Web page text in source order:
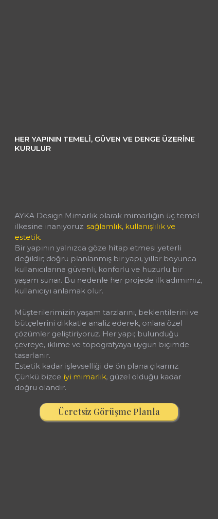
HER YAPININ TEMELI, GÜVEN VE DENGE ÜZERINE
KURULUR
AYKA Design Mimarlık olarak mimarlığın üç temel
ilkesine inanıyoruz: sağlamlık, kullanışlılık ve
estetik.
Bir yapının yalnızca göze hitap etmesi yeterli
değildir; doğru planlanmış bir yapı, yıllar boyunca
kullanıcılarına güvenli, konforlu ve huzurlu bir
yaşam sunar. Bu nedenle her projede ilk adımımız,
kullanıcıyı anlamak olur.
Müşterilerimizin yaşam tarzlarını, beklentilerini ve
bütçelerini dikkatle analiz ederek, onlara özel
çözümler geliştiriyoruz. Her yapı; bulunduğu
çevreye, iklime ve topografyaya uygun biçimde
tasarlanır.
Estetik kadar işlevselliği de ön plana çıkarırız.
Çünkü bizce iyi mimarlık, güzel olduğu kadar
doğru olandır.
Ücretsiz Görüşme Planla